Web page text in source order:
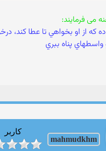
می فرمایند:
که از او بخواهي تا عطا
پناه ببري
mahmudkhm
کاربر